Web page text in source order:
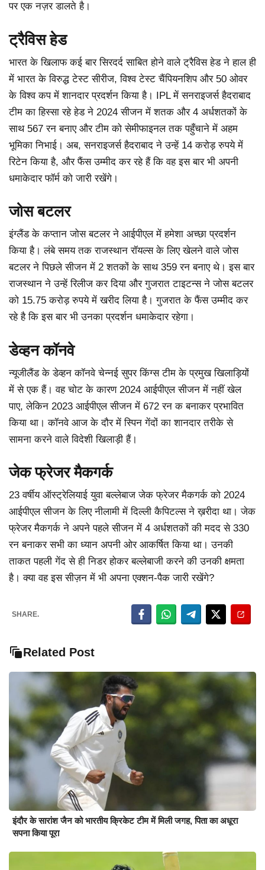
पर एक नज़र डालते है।
ट्रैविस हेड
भारत के खिलाफ कई बार सिरदर्द साबित होने वाले ट्रैविस हेड ने हाल ही
में भारत के विरुद्ध टेस्ट सीरीज, विश्व टेस्ट चैंपियनशिप और 50 ओवर
के विश्व कप में शानदार प्रदर्शन किया है। IPL में सनराइजर्स हैदराबाद
टीम का हिस्सा रहे हेड ने 2024 सीजन में शतक और 4 अर्धशतकों के
साथ 567 रन बनाए और टीम को सेमीफाइनल तक पहुँचाने में अहम
भूमिका निभाई। अब, सनराइजर्स हैदराबाद ने उन्हें 14 करोड़ रुपये में
रिटेन किया है, और फैंस उम्मीद कर रहे हैं कि वह इस बार भी अपनी
धमाकेदार फॉर्म को जारी रखेंगे।
जोस बटलर
इंग्लैंड के कप्तान जोस बटलर ने आईपीएल में हमेशा अच्छा प्रदर्शन
किया है। लंबे समय तक राजस्थान रॉयल्स के लिए खेलने वाले जोस
बटलर ने पिछले सीजन में 2 शतकों के साथ 359 रन बनाए थे। इस बार
राजस्थान ने उन्हें रिलीज कर दिया और गुजरात टाइटन्स ने जोस बटलर
को 15.75 करोड़ रुपये में खरीद लिया है। गुजरात के फैंस उम्मीद कर
रहे है कि इस बार भी उनका प्रदर्शन धमाकेदार रहेगा।
डेव्हन कॉनवे
न्यूजीलैंड के डेव्हन कॉनवे चेन्नई सुपर किंग्स टीम के प्रमुख खिलाड़ियों
में से एक हैं। वह चोट के कारण 2024 आईपीएल सीजन में नहीं खेल
पाए, लेकिन 2023 आईपीएल सीजन में 672 रन क बनाकर प्रभावित
किया था। कॉनवे आज के दौर में स्पिन गेंदों का शानदार तरीके से
सामना करने वाले विदेशी खिलाड़ी हैं।
जेक फ्रेजर मैकगर्क
23 वर्षीय ऑस्ट्रेलियाई युवा बल्लेबाज जेक फ्रेजर मैकगर्क को 2024
आईपीएल सीजन के लिए नीलामी में दिल्ली कैपिटल्स ने ख़रीदा था। जेक
फ्रेजर मैकगर्क ने अपने पहले सीजन में 4 अर्धशतकों की मदद से 330
रन बनाकर सभी का ध्यान अपनी ओर आकर्षित किया था। उनकी
ताकत पहली गेंद से ही निडर होकर बल्लेबाजी करने की उनकी क्षमता
है। क्या वह इस सीज़न में भी अपना एक्शन-पैक जारी रखेंगे?
SHARE.
Related Post
इंदौर के सारांश जैन को भारतीय क्रिकेट टीम में मिली जगह, पिता का अधूरा
सपना किया पूरा